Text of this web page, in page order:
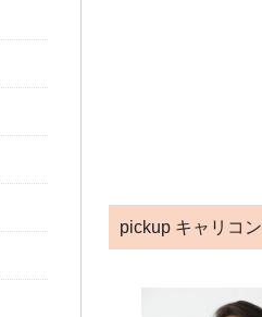
pickup キャリコン